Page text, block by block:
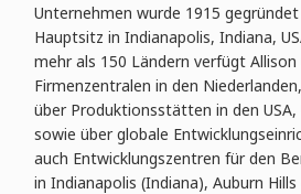
Unternehmen wurde 1915
Hauptsitz in Indianapolis, Indiana,
mehr als 150 Ländern verfügt
Firmenzentralen in den
über Produktionsstätten in den USA,
sowie über globale
auch Entwicklungszentren für den
in Indianapolis (Indiana), Auburn